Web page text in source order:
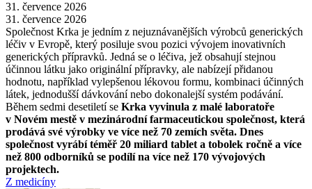
31. července 2026
31. července 2026
Společnost Krka je jedním z nejuznávanějších výrobců generických
léčiv v Evropě, který posiluje svou pozici vývojem inovativních
generických přípravků. Jedná se o léčiva, jež obsahují stejnou
účinnou látku jako originální přípravky, ale nabízejí přidanou
hodnotu, například vylepšenou lékovou formu, kombinaci účinných
látek, jednodušší dávkování nebo dokonalejší systém podávání.
Během sedmi desetiletí se Krka vyvinula z malé laboratoře
v Novém mestě v mezinárodní farmaceutickou společnost, která
prodává své výrobky ve více než 70 zemích světa. Dnes
společnost vyrábí téměř 20 miliard tablet a tobolek ročně a více
než 800 odborníků se podílí na více než 170 vývojových
projektech.
Z medicíny